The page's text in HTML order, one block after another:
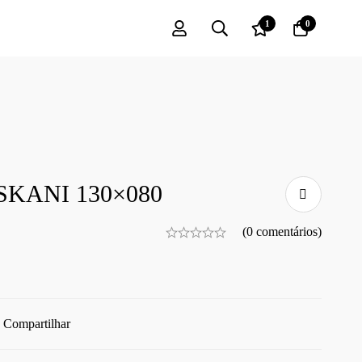
1 0
130×080
(0 comentários)
Compartilhar